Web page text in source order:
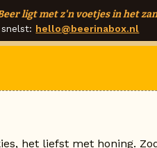
ligt met z'n voetjes in het
hello@beerinabox.nl
het liefst met honing.